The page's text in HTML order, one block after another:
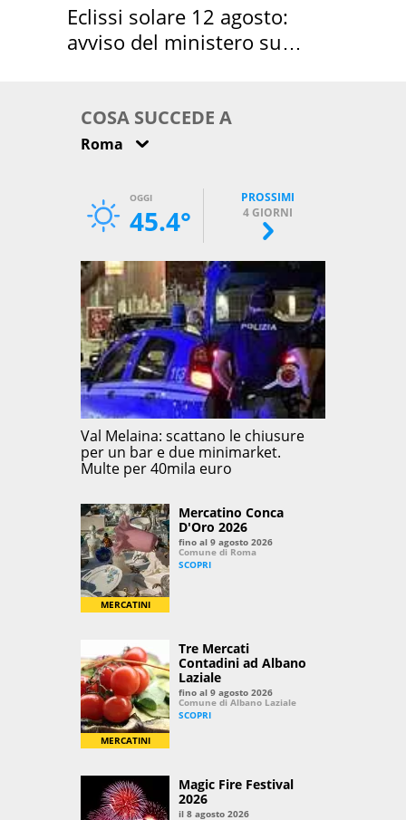
Eclissi solare 12 agosto:
avviso del ministero su